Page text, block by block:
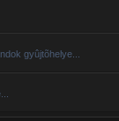
gyûjtõhelye...